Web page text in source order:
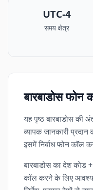
UTC-4
समय क्षेत्र
बारबाडोस फोन
यह पृष्ठ बारबाडोस की
व्यापक जानकारी
इसमें निर्बाध फोन कॉल
बारबाडोस का देश कोड
कॉल करने के लिए